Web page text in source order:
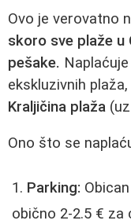
Ovo je verovatno
skoro sve plaže u
pešake.
ekskluzivnih
Kraljičina plaža
Ono što se
Parking:
obično 2-2.5 € za